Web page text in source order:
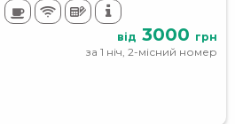
від 3000 грн
за 1 ніч, 2-місний номер